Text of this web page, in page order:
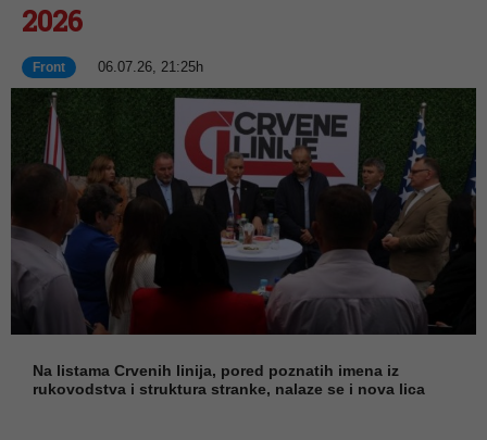
2026
Front 06.07.26, 21:25h
Na listama Crvenih linija, pored poznatih imena iz
rukovodstva i struktura stranke, nalaze se i nova lica